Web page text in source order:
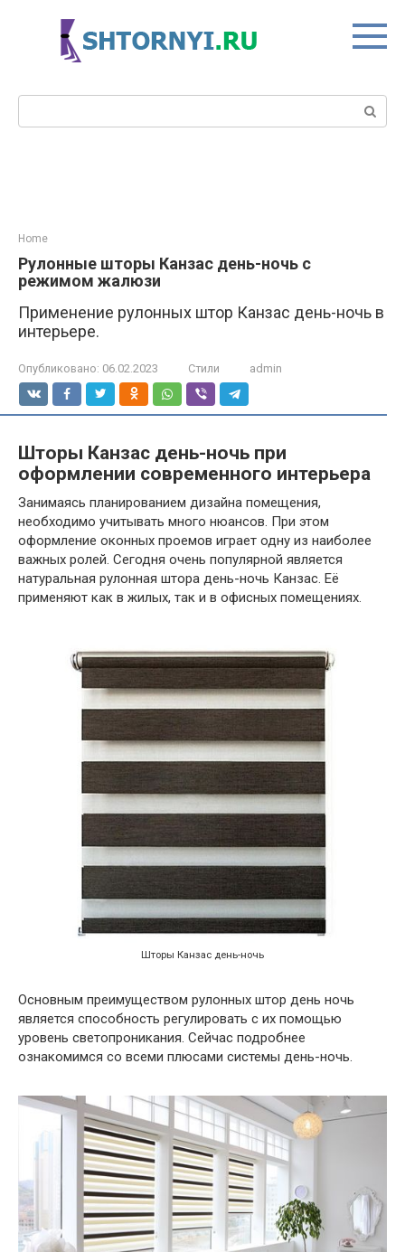
Поиск:
Home
Рулонные шторы Канзас день-ночь с
режимом жалюзи
Применение рулонных штор Канзас день-ночь в
интерьере.
Опубликовано: 06.02.2023 Стили admin
Шторы Канзас день-ночь при
оформлении современного интерьера
Занимаясь планированием дизайна помещения,
необходимо учитывать много нюансов. При этом
оформление оконных проемов играет одну из наиболее
важных ролей. Сегодня очень популярной является
натуральная рулонная штора день-ночь Канзас. Её
применяют как в жилых, так и в офисных помещениях.
Шторы Канзас день-ночь
Основным преимуществом рулонных штор день ночь
является способность регулировать с их помощью
уровень светопроникания. Сейчас подробнее
ознакомимся со всеми плюсами системы день-ночь.